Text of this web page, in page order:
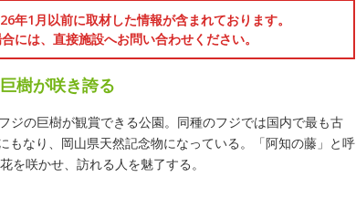
年1月以前に取材した情報が含まれております。
には、直接施設へお問い合わせください。
樹が咲き誇る
ジの巨樹が観賞できる公園。同種のフジでは国内で最も古
もなり、岡山県天然記念物になっている。「阿知の藤」と呼
を咲かせ、訪れる人を魅了する。